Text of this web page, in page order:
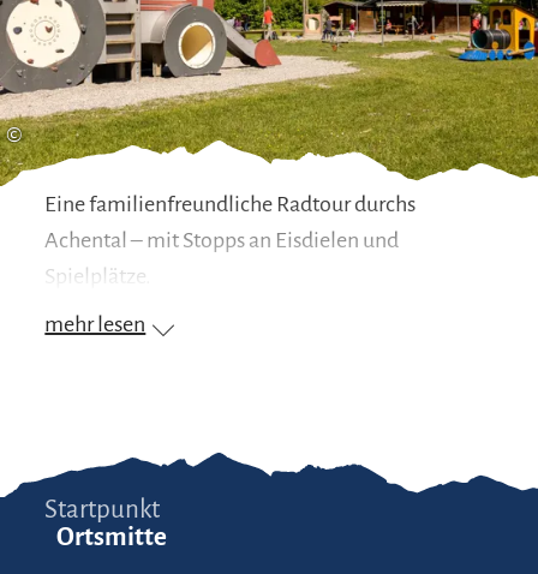
©
Eine familienfreundliche Radtour durchs
Achental – mit Stopps an Eisdielen und
Spielplätze.
mehr lesen
Startpunkt
Ortsmitte